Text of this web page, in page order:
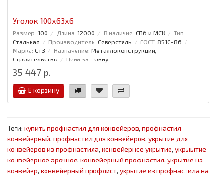
Уголок 100x63x6
Размер: 100 Длина: 12000 В наличие: СПб и МСК
Тип:
Стальная
Производитель: Северсталь ГОСТ: 8510-86
Марка: Ст3 Назначение: Металлоконструкции,
Строительство
Цена за: Тонну
35 447 р.
В корзину
Теги: купить профнастил для конвейеров, профнастил
конвейерный, профнастил для конвейеров, укрытие для
конвейеров из профнастила, конвейерное укрытие, укрыытие
конвейерное арочное, конвейерный профнастил, укрытие на
конвейер, конвейерный профлист, укрытие из профнастила на